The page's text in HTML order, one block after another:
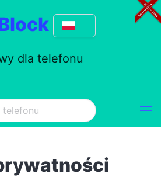
dla telefonu